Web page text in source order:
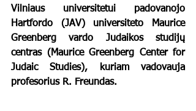
Vilniaus universitetui padovanojo
Hartfordo (JAV) universiteto Maurice
Greenberg vardo Judaikos studijų
centras (Maurice Greenberg Center for
Judaic Studies), kuriam vadovauja
profesorius R. Freundas.